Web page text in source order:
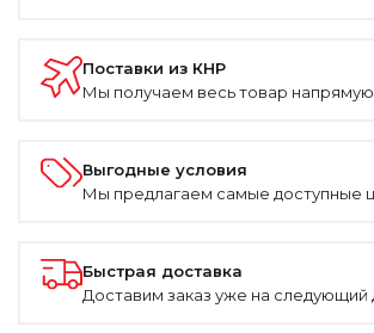
Поставки из КНР
Мы получаем весь товар напрямую
Выгодные условия
Мы предлагаем самые доступные
Быстрая доставка
Доставим заказ уже на следующий